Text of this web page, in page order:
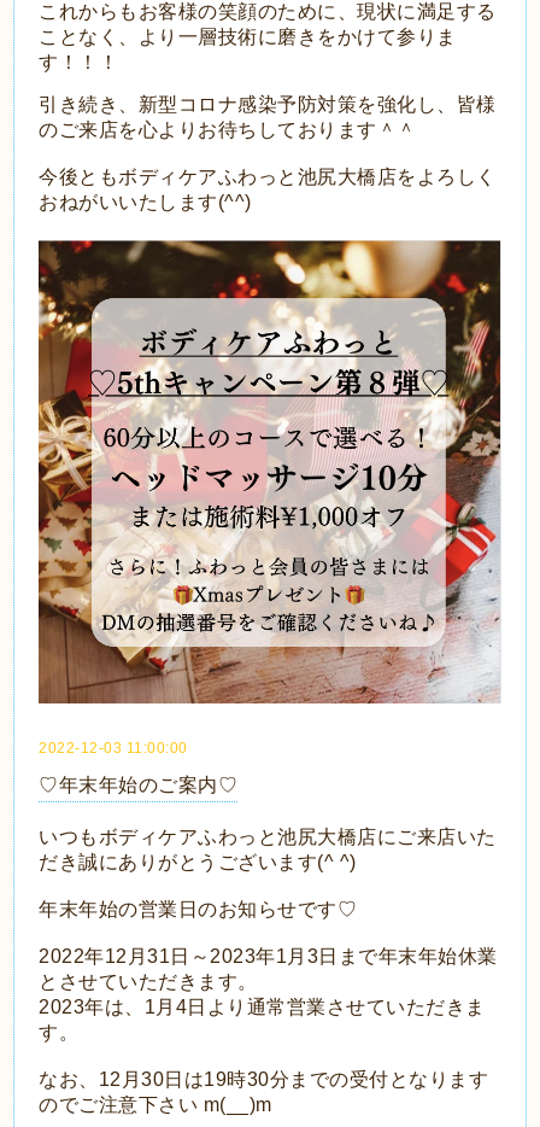
これからもお客様の笑顔のために、現状に満足する
ことなく、より一層技術に磨きをかけて参りま
す！！！
引き続き、新型コロナ感染予防対策を強化し、皆様
のご来店を心よりお待ちしております＾＾
今後ともボディケアふわっと池尻大橋店をよろしく
おねがいいたします(^^)
2022-12-03 11:00:00
♡年末年始のご案内♡
いつもボディケアふわっと池尻大橋店にご来店いた
だき誠にありがとうございます(^ ^)
年末年始の営業日のお知らせです♡
2022年12月31日～2023年1月3日まで年末年始休業
とさせていただきます。
2023年は、1月4日より通常営業させていただきま
す。
なお、12月30日は19時30分までの受付となります
のでご注意下さい m(__)m